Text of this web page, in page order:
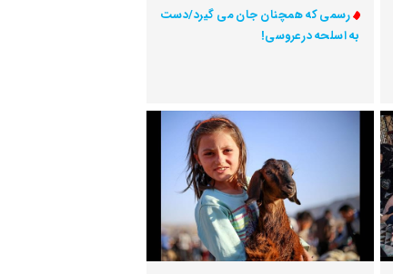
رسمی که همچنان جان می گیرد/دست
به اسلحه در عروسی!